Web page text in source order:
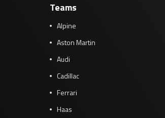
Teams
Alpine
Aston Martin
Audi
Cadillac
Ferrari
Haas